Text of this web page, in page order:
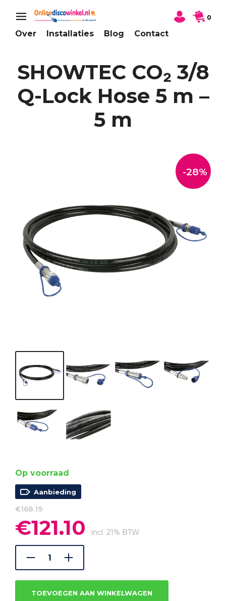
Over Installaties Blog Contact
0
SHOWTEC CO₂ 3/8
Q-Lock Hose 5 m –
5 m
-28%
Op voorraad
Aanbieding
€168.19
Oorspronkelijke
prijs
was:
€168.19.
€121.10 prijs
incl. 21% BTW
TOEVOEGEN AAN WINKELWAGEN